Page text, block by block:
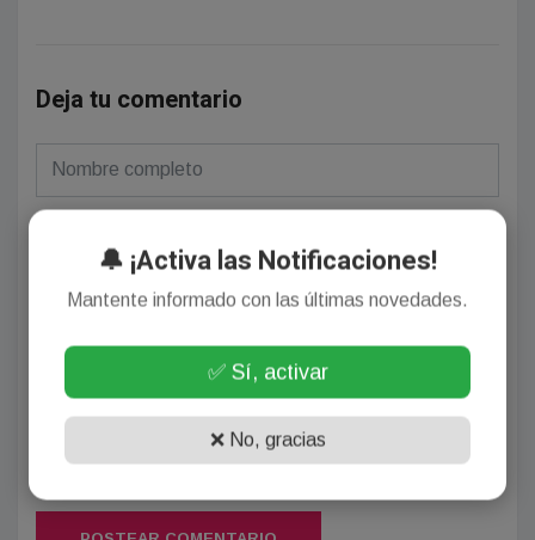
Deja tu comentario
(Su email no será publicado)
🔔 ¡Activa las Notificaciones!
Mantente informado con las últimas novedades.
✅ Sí, activar
❌ No, gracias